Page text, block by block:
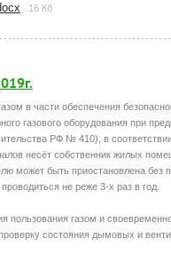
16 Кб
в части обеспечения
газового оборудования при
РФ № 410), в
несёт собственник жилых
может быть приостановлена без
не реже 3-х раз в год.
пользования газом и
состояния дымовых и